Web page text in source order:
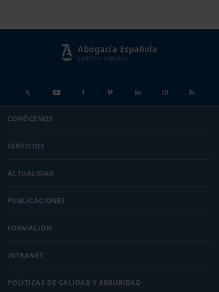
Abogacía Española
CONSEJO GENERAL
CONÓCENOS
SERVICIOS
ACTUALIDAD
PUBLICACIONES
FORMACIÓN
INTRANET
POLÍTICAS DE CALIDAD Y SEGURIDAD